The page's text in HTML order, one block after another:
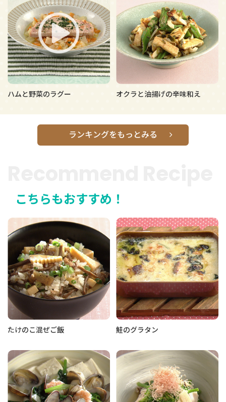
ハムと野菜のラグー オクラと油揚げの辛味和え
ランキングをもっとみる
こちらもおすすめ！
たけのこ混ぜご飯 鮭のグラタン